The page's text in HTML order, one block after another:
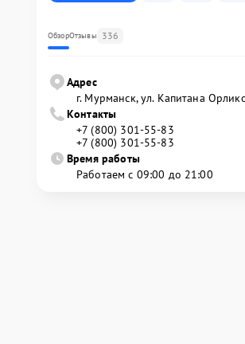
ОбзорОтзывы 336
Адрес
г. Мурманск, ул. Капитана
Контакты
+7 (800) 301-55-83
+7 (800) 301-55-83
Время работы
Работаем с 09:00 до 21:00